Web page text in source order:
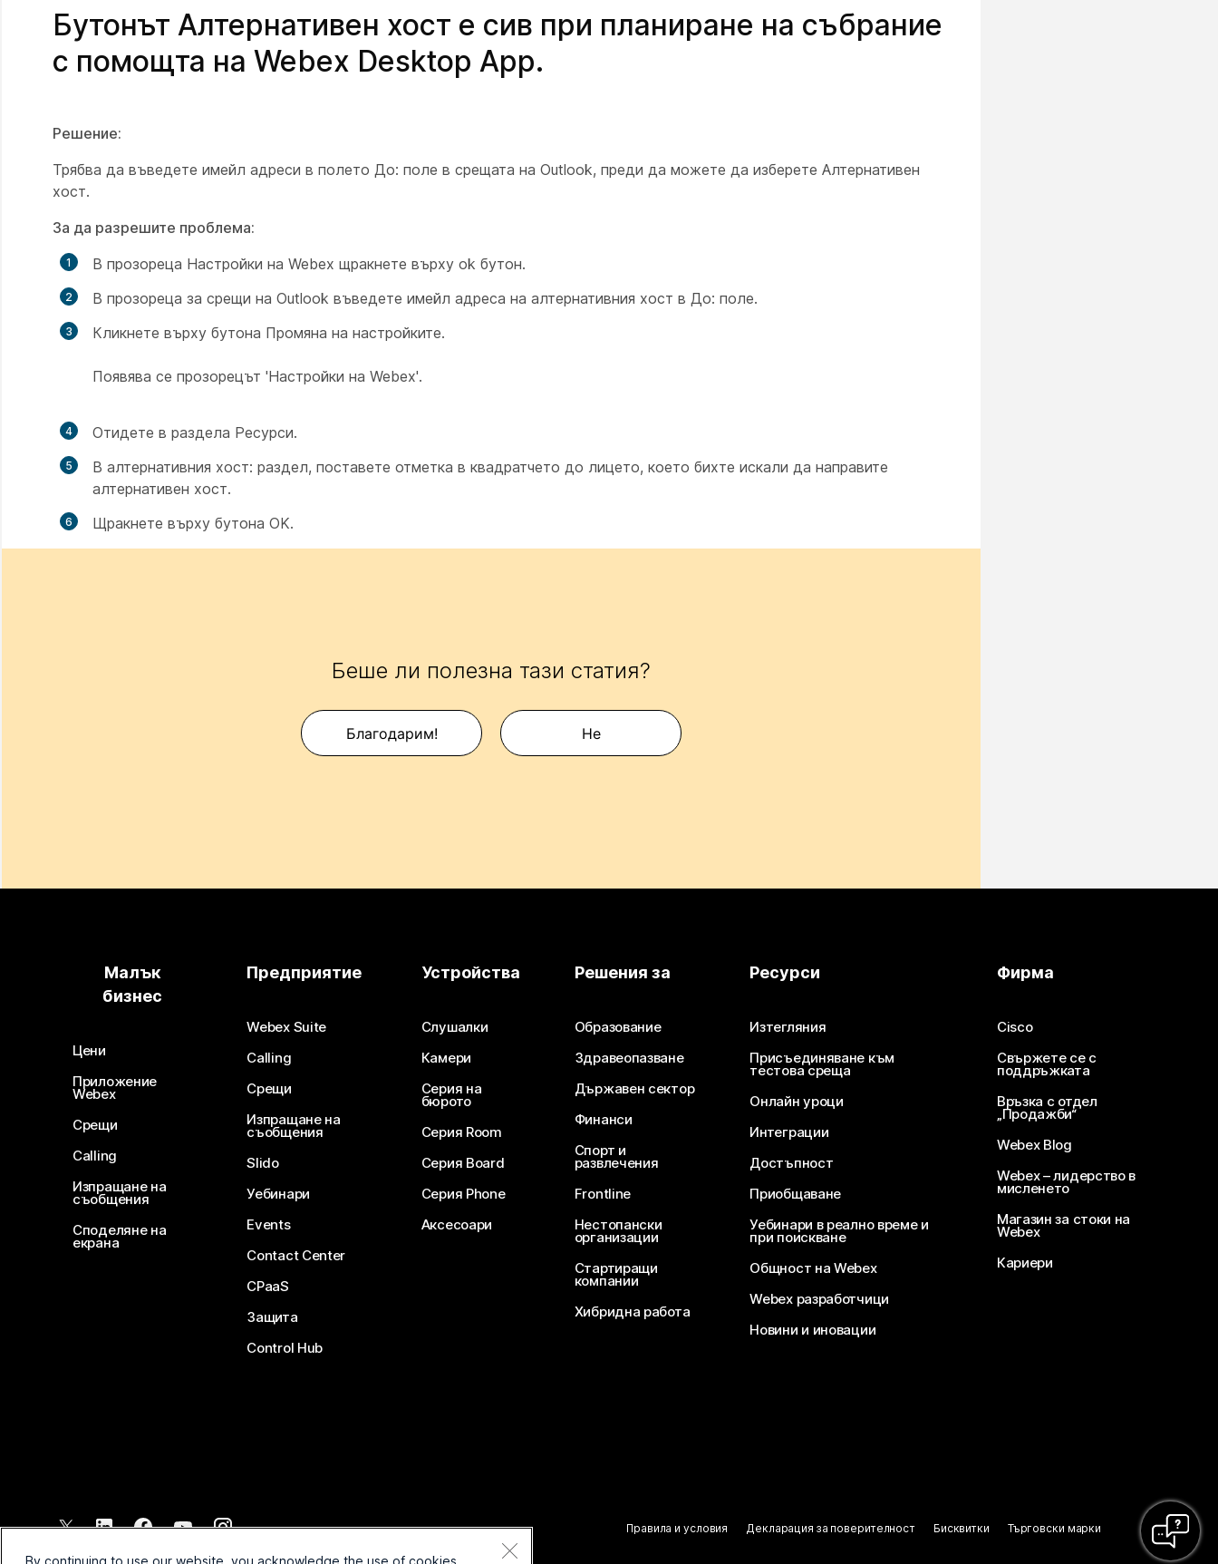
Бутонът Алтернативен хост е сив при планиране на събрание
с помощта на Webex Desktop App.
Решение:
Трябва да въведете имейл адреси в полето До: поле в срещата на Outlook, преди да можете да изберете Алтернативен
хост.
За да разрешите проблема:
В прозореца Настройки на Webex щракнете върху ok бутон.
В прозореца за срещи на Outlook въведете имейл адреса на алтернативния хост в До: поле.
Кликнете върху бутона Промяна на настройките.
Появява се прозорецът 'Настройки на Webex'.
Отидете в раздела Ресурси.
В алтернативния хост: раздел, поставете отметка в квадратчето до лицето, което бихте искали да направите
алтернативен хост.
Щракнете върху бутона OK.
Беше ли полезна тази статия?
Благодарим! Не
Малък
бизнес
Цени
Приложение
Webex
Срещи
Calling
Изпращане на
съобщения
Споделяне на
екрана
Предприятие
Webex Suite
Calling
Срещи
Изпращане на
съобщения
Slido
Уебинари
Events
Contact Center
CPaaS
Защита
Control Hub
Устройства
Слушалки
Камери
Серия на
бюрото
Серия Room
Серия Board
Серия Phone
Аксесоари
Решения за
Образование
Здравеопазване
Държавен сектор
Финанси
Спорт и
развлечения
Frontline
Нестопански
организации
Стартиращи
компании
Хибридна работа
Ресурси
Изтегляния
Присъединяване към
тестова среща
Онлайн уроци
Интеграции
Достъпност
Приобщаване
Уебинари в реално време и
при поискване
Общност на Webex
Webex разработчици
Новини и иновации
Фирма
Cisco
Свържете се с
поддръжката
Връзка с отдел
„Продажби“
Webex Blog
Webex – лидерство в
мисленето
Магазин за стоки на
Webex
Кариери
2026 Cisco и/или техните филиали. Всички права запазени.
Правила и условия Декларация за поверителност Бисквитки Търговски марки
By continuing to use our website, you acknowledge the use of cookies.